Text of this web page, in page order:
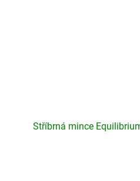
Stříbrná mince